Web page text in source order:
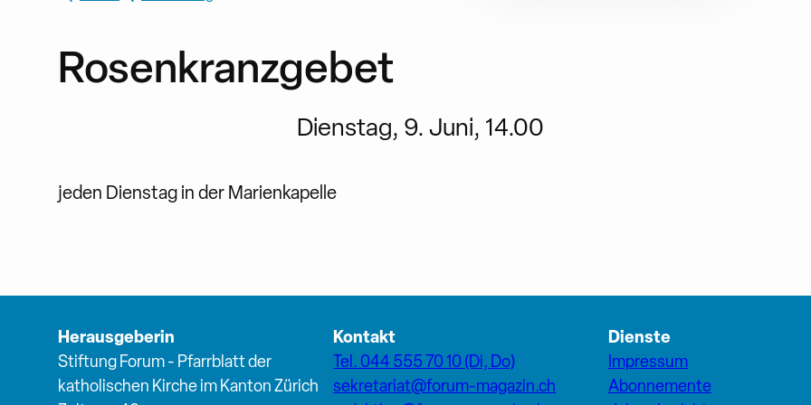
Rosenkranzgebet
Dienstag, 9. Juni, 14.00
jeden Dienstag in der Marienkapelle
Herausgeberin
Stiftung Forum - Pfarrblatt der
katholischen Kirche im Kanton Zürich
Kontakt
Tel. 044 555 70 10 (Di, Do)
sekretariat@forum-magazin.ch
Dienste
Impressum
Abonnemente